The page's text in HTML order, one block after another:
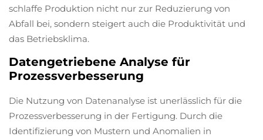
schlaffe Produktion nicht nur zur Reduzierung von
Abfall bei, sondern steigert auch die Produktivität und
das Betriebsklima.
Datengetriebene Analyse für
Prozessverbesserung
Die Nutzung von Datenanalyse ist unerlässlich für die
Prozessverbesserung in der Fertigung. Durch die
Identifizierung von Mustern und Anomalien in